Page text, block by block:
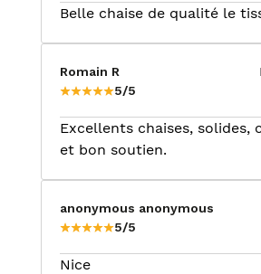
Belle chaise de qualité le
Romain R
5/5
Excellents chaises, solides,
et bon soutien.
anonymous anonymous
5/5
Nice